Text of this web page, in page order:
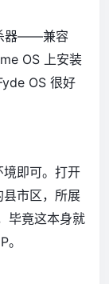
器——兼容
OS 上安装
OS 很好
即可。打开
市区，所展
毕竟这本身就